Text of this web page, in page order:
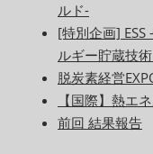
ルド-
[特別企画]
ルギー貯蔵技
脱炭素経営
【国際】熱エ
前回 結果報告